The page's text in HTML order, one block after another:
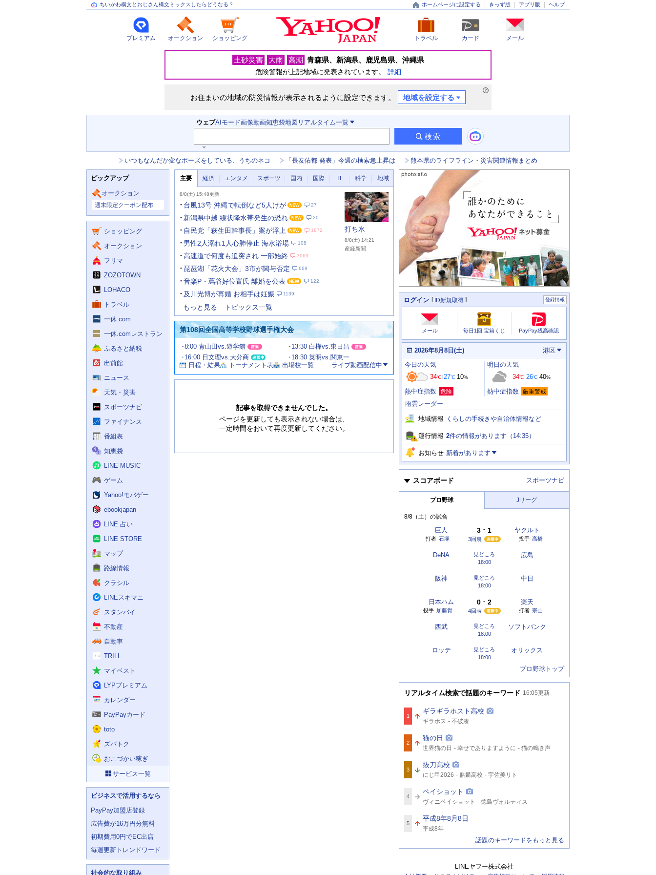
ちいかわ構文とおじさん構文ミックスしたらどうなる？ ホームページに設定する きっず版 アプリ版 ヘルプ
トラベル カード メール
プレミアム オークション ショッピング
災
土砂災害 大雨 高潮 青森県 新潟県 鹿児島県 沖縄県
危険警報が上記地域に発表されています。 詳細
お住まいの地域の防災情報が表示されるように設定できます。 地域を設定する
検
索
ウェブAIモード画像動画知恵袋地図 リアルタイム一覧
検索
ワ
ー
力
補
助
を
開
く
ら
せ
いつもなんだか変なポーズをしている、うちのネコ 「長友佑都 発表」今週の検索急上昇は 熊本県のライフライン・災害関連情報まとめ
ピックアップ
オークション
週末限定クーポン配布
サ
ビ
ショッピング
オークション
フリマ
ZOZOTOWN
LOHACO
トラベル
一休.com
一休.comレストラン
ふるさと納税
出前館
ニュース
天気・災害
スポーツナビ
ファイナンス
番組表
知恵袋
LINE MUSIC
ゲーム
Yahoo!モバゲー
ebookjapan
LINE 占い
LINE STORE
マップ
路線情報
クラシル
LINEスキマニ
スタンバイ
不動産
自動車
TRILL
マイベスト
LYPプレミアム
カレンダー
PayPayカード
toto
ズバトク
おこづかい稼ぎ
サービス一覧
ビジネスで活用するなら
PayPay加盟店登録
広告費が16万円分無料
初期費用0円でEC出店
毎週更新トレンドワード
社会的な取り組み
ュ
ス
主要 経済 エンタメ スポーツ 国内 国際 IT 科学 地域
要
ニ
ー
8/8(土) 15:48更新
台風13号 沖縄で転倒など5人けが 27
新潟県中越 線状降水帯発生の恐れ 20
自民党「萩生田幹事長」案が浮上 1972
男性2人溺れ1人心肺停止 海水浴場 108
高速道で何度も追突され 一部始終 3069
琵琶湖「花火大会」3市が関与否定 669
音楽P・蔦谷好位置氏 離婚を公表 122
及川光博が再婚 お相手は妊娠 1139
打ち水
8/8(土) 14:21
産経新聞
もっと見る トピックス一覧
第108回全国高等学校野球選手権大会
試
合
情
報
8:00 青山田vs.遊学館
13:30 白樺vs.東日昌
16:00 日文理vs.大分商
18:30 英明vs.関東一
日程・結果
トーナメント表 出場校一覧 ライブ動画配信中
お
す
記事を取得できませんでした。
ページを更新しても表示されない場合は、
一定時間をおいて再度更新してください。
個
人
情
報
ログイン ID新規取得 登録情報
あ
た
の
ス
ス
メール 毎日1回 宝箱くじ PayPay残高確認
本
日
の
天
気
、
運
情
報
2026年8月8日(土) 港区
今
日
明
日
の
天
気
今日 の天気
34℃ 27℃ 10%
熱中症指数 危険
明日 の天気
34℃ 26℃ 40%
熱中症指数 厳重警戒
雨雲レーダー
地域情報 くらしの手続きや自治体情報など
運行情報 2件の情報があります（ 14:35）
お知らせ 新着があります
スコアボード スポーツナビ
プロ野球 Jリーグ
8/8（土） の試合
巨人 ヤクルト
3回裏
3 - 1
打者 石塚 投手 高橋
DeNA 広島
18:00
見どころ
阪神 中日
18:00
見どころ
日本ハム 楽天
4回表
0 - 2
投手 加藤貴 打者 宗山
西武 ソフトバンク
18:00
見どころ
ロッテ オリックス
18:00
見どころ
プロ野球トップ
リアルタイム検索で話題のキーワード 16:05更新
1
ギラギラホスト高校
関
連
ー
ド
ギラホス 不破湊
2
猫の日
関
連
ー
ド
世界猫の日 幸せでありますように 猫の鳴き声
3
抜刀高校
関
連
ー
ド
にじ甲2026 麒麟高校 宇佐美リト
4
ペイショット
関
連
ー
ド
ヴィニペイショット
徳島ヴォルティス
5
平成8年8月8日
関
連
平成8年
話題のキーワードをもっと見る
LINEヤフー株式会社